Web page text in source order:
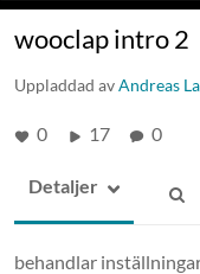
wooclap intro 2
Uppladdad avAndreas
0 17 0
Detaljer
behandlar